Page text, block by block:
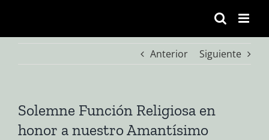
contenido
Anterior
Siguiente
Solemne Función Religiosa en
honor a nuestro Amantísimo